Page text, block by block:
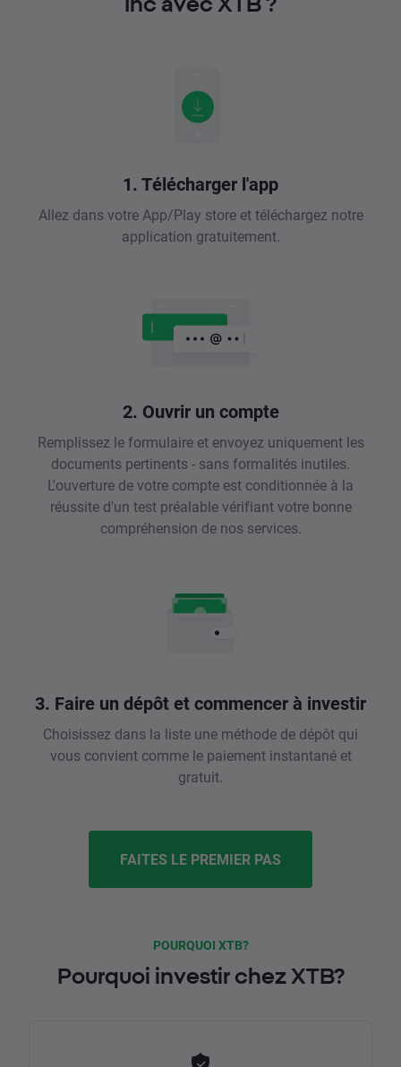
1. Télécharger l'app
Allez dans votre App/Play store et téléchargez notre
application gratuitement.
2. Ouvrir un compte
Remplissez le formulaire et envoyez uniquement les
documents pertinents - sans formalités inutiles.
L'ouverture de votre compte est conditionnée à la
réussite d'un test préalable vérifiant votre bonne
compréhension de nos services.
3. Faire un dépôt et commencer à investir
Choisissez dans la liste une méthode de dépôt qui
vous convient comme le paiement instantané et
gratuit.
FAITES LE PREMIER PAS
POURQUOI XTB?
Pourquoi investir chez XTB?